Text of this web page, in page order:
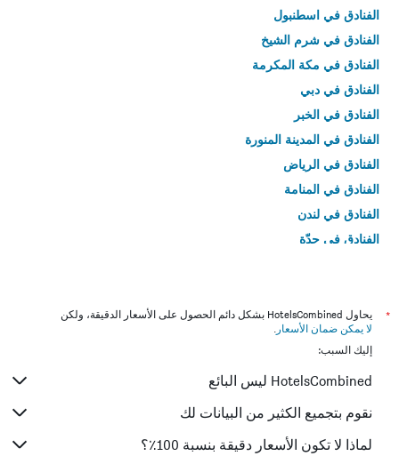
الفنادق في اسطنبول
الفنادق في شرم الشيخ
الفنادق في مكة المكرمة
الفنادق في دبي
الفنادق في الخبر
الفنادق في المدينة المنورة
الفنادق في الرياض
الفنادق في المنامة
الفنادق في لندن
الفنادق في جدّة
*
يحاول HotelsCombined بشكل دائم الحصول على الأسعار الدقيقة، ولكن
لا يمكن ضمان الأسعار .
إليك السبب:
HotelsCombined ليس البائع
نقوم بتجميع الكثير من البيانات لك
لماذا لا تكون الأسعار دقيقة بنسبة 100٪؟